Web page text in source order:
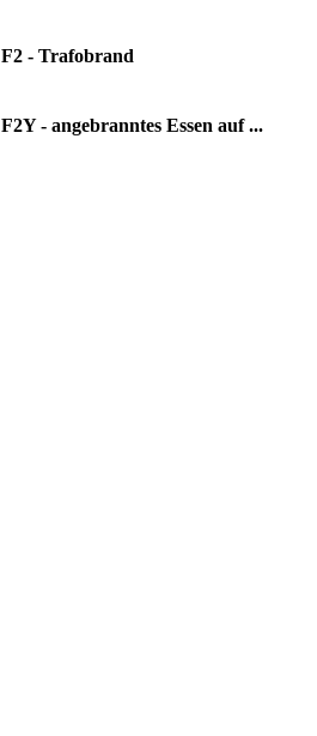
F2 - Trafobrand
F2Y - angebranntes Essen auf ...